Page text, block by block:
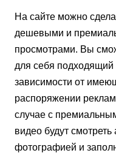
На сайте можно
дешевыми и
просмотрами. Вы
для себя подходящий
зависимости от
распоряжении
случае с
видео будут смотреть
фотографией и